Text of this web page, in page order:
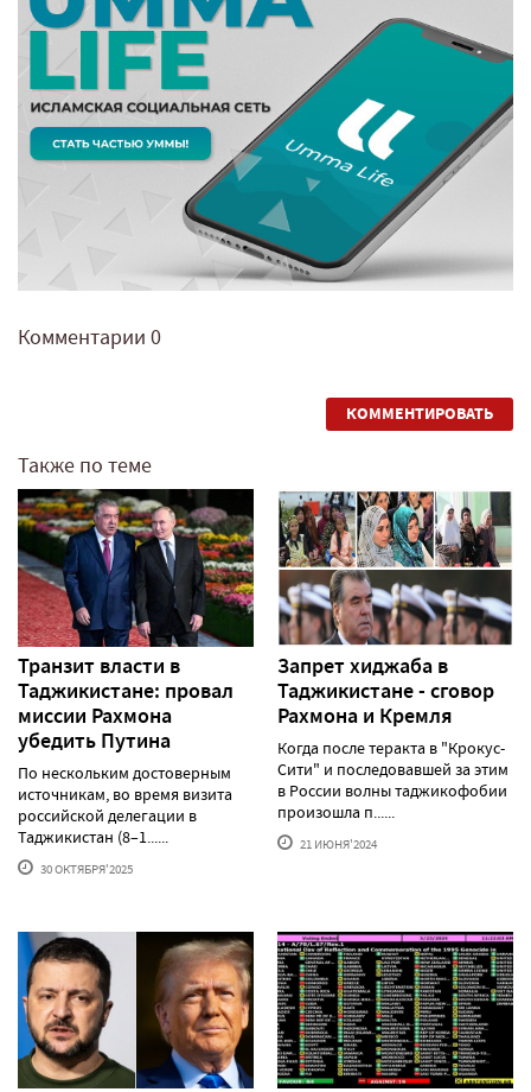
Комментарии 0
КОММЕНТИРОВАТЬ
Также по теме
Транзит власти в
Таджикистане: провал
миссии Рахмона
убедить Путина
По нескольким достоверным
источникам, во время визита
российской делегации в
Таджикистан (8–1......
30 ОКТЯБРЯ'2025
Запрет хиджаба в
Таджикистане - сговор
Рахмона и Кремля
Когда после теракта в "Крокус-
Сити" и последовавшей за этим
в России волны таджикофобии
произошла п......
21 ИЮНЯ'2024